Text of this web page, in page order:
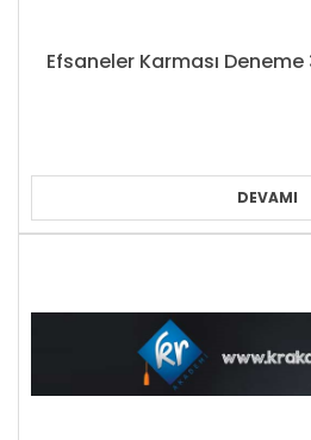
Efsaneler Karması
DEVAMI